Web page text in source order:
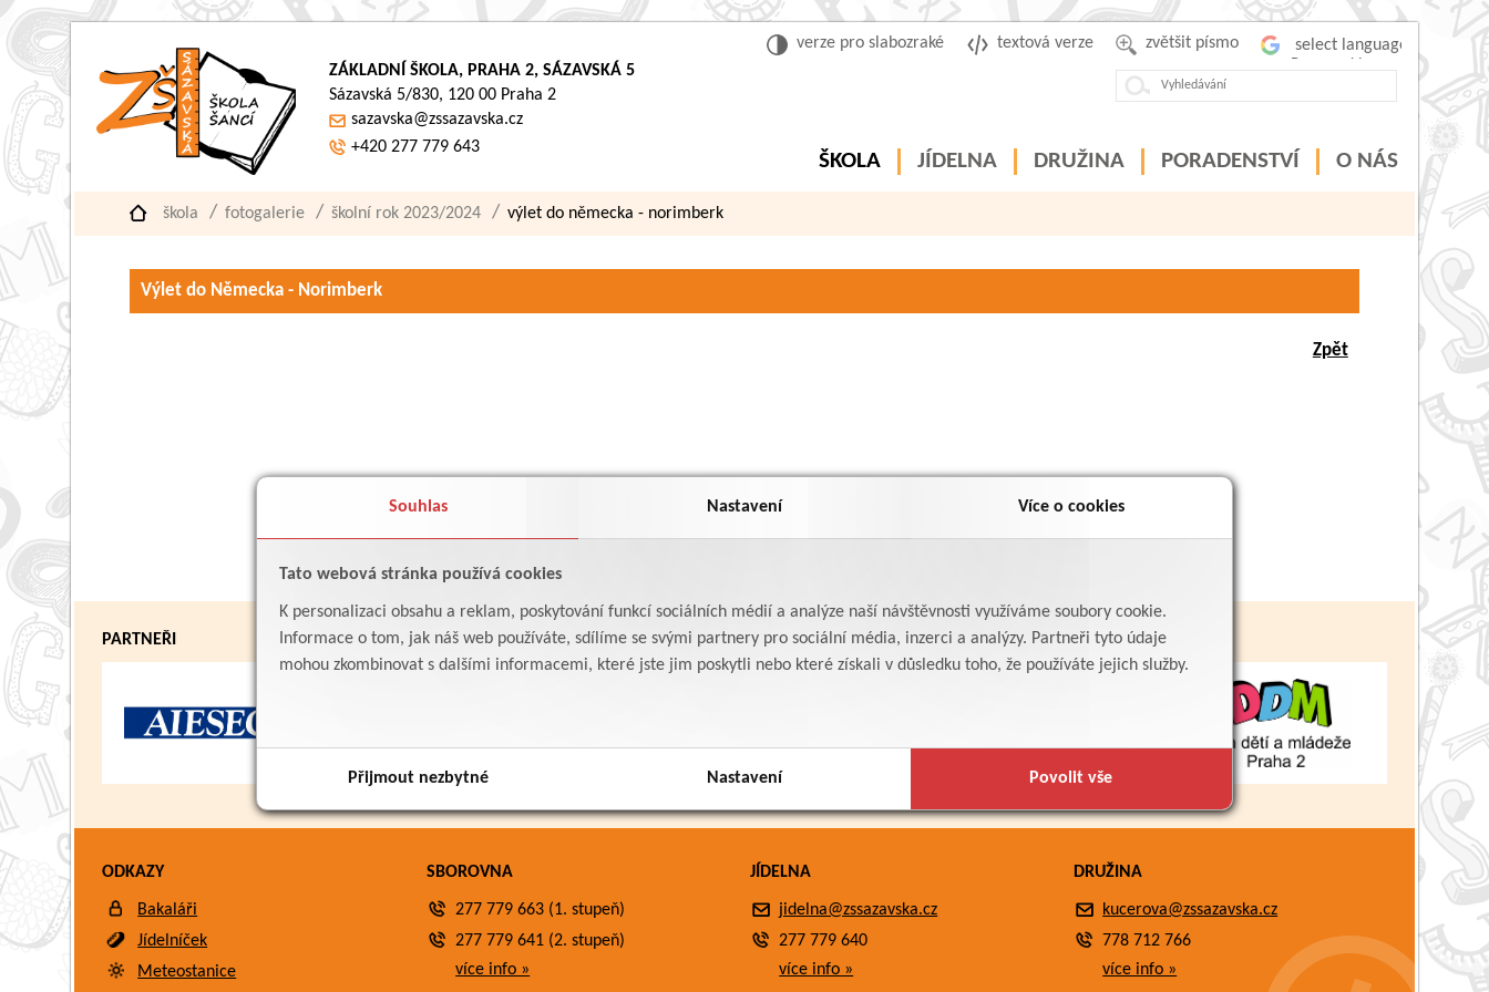
Souhlas Nastavení Více o cookies
Tato webová stránka používá cookies
K personalizaci obsahu a reklam, poskytování funkcí sociálních médií a analýze naší návštěvnosti využíváme soubory cookie.
Informace o tom, jak náš web používáte, sdílíme se svými partnery pro sociální média, inzerci a analýzy. Partneři tyto údaje
mohou zkombinovat s dalšími informacemi, které jste jim poskytli nebo které získali v důsledku toho, že používáte jejich služby.
Přijmout nezbytné Nastavení Povolit vše
zvětšit písmo
textová verze
verze pro slabozraké
ZÁKLADNÍ ŠKOLA, PRAHA 2, SÁZAVSKÁ 5
Sázavská 5/830, 120 00 Praha 2
sazavska@zssazavska.cz
+420 277 779 643
ŠKOLA JÍDELNA DRUŽINA PORADENSTVÍ O NÁS
škola fotogalerie školní rok 2023/2024 výlet do německa - norimberk
Výlet do Německa - Norimberk
Zpět
PARTNEŘI
ODKAZY
Bakaláři
Jídelníček
Meteostanice
SBOROVNA
277 779 663 (1. stupeň)
277 779 641 (2. stupeň)
více info »
JÍDELNA
jidelna@zssazavska.cz
277 779 640
více info »
DRUŽINA
kucerova@zssazavska.cz
778 712 766
více info »